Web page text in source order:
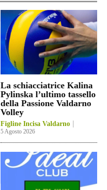
La schiacciatrice Kalina
Pylinska l’ultimo tassello
della Passione Valdarno
Volley
Figline Incisa Valdarno
5 Agosto 2026